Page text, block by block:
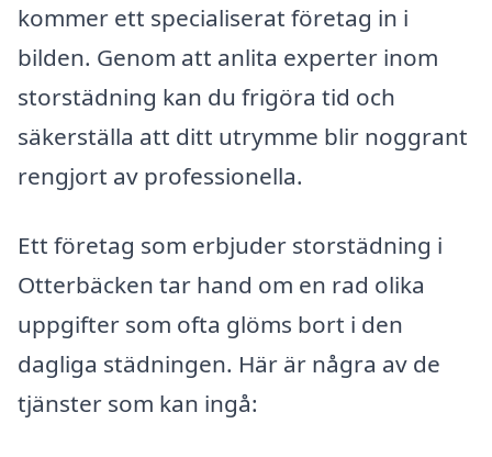
kommer ett specialiserat företag in i
bilden. Genom att anlita experter inom
storstädning kan du frigöra tid och
säkerställa att ditt utrymme blir noggrant
rengjort av professionella.
Ett företag som erbjuder storstädning i
Otterbäcken tar hand om en rad olika
uppgifter som ofta glöms bort i den
dagliga städningen. Här är några av de
tjänster som kan ingå: